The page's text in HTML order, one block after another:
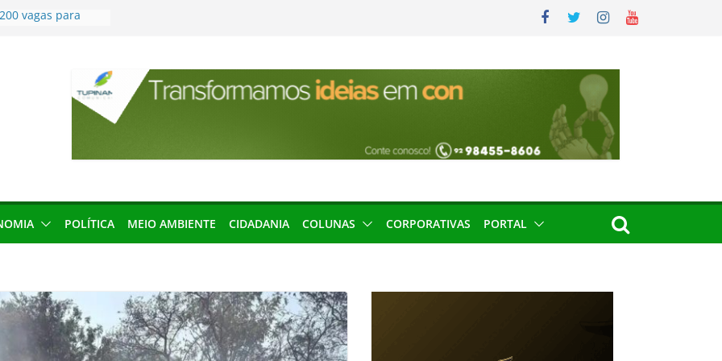
vagas para
processos ao
desta terça-
por
pública
e ex-
devolverá quase
POLÍTICA MEIO AMBIENTE CIDADANIA COLUNAS CORPORATIVAS PORTAL